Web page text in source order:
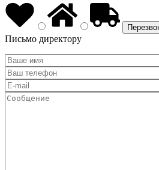
Письмо директору